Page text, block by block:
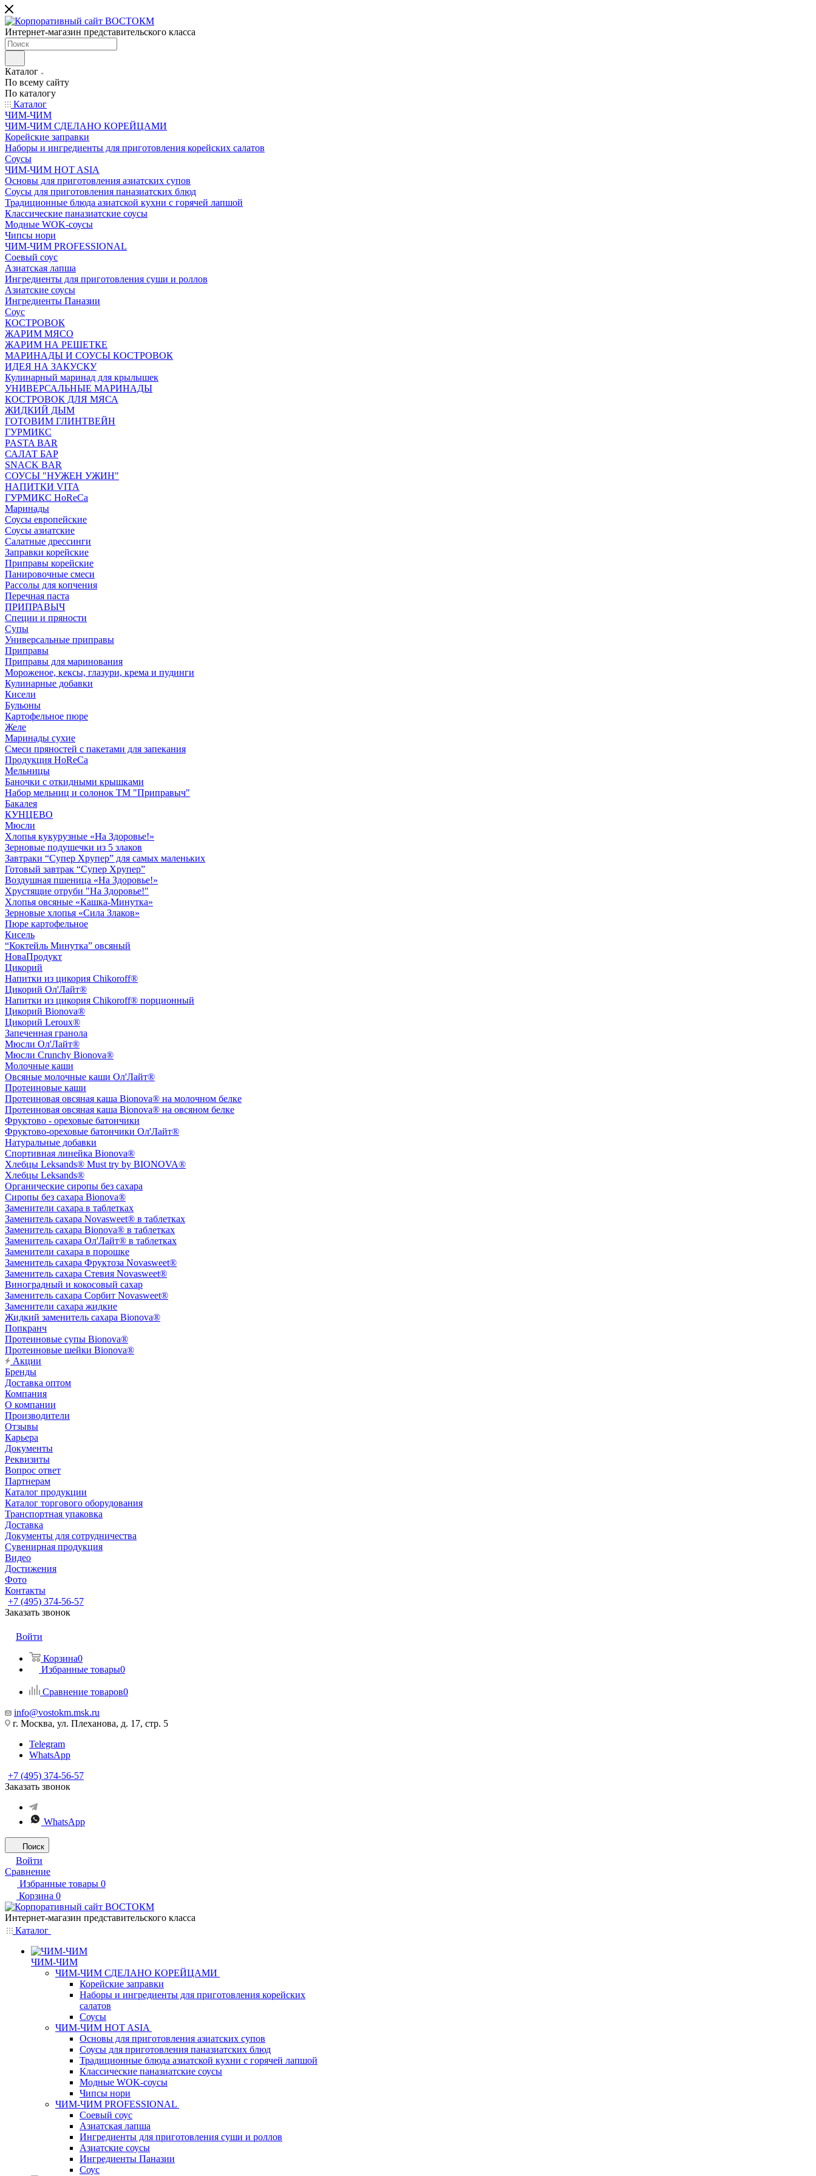
Интернет-магазин представительского класса
Каталог
По всему сайту
По каталогу
Каталог
ЧИМ-ЧИМ
ЧИМ-ЧИМ СДЕЛАНО КОРЕЙЦАМИ
Корейские заправки
Наборы и ингредиенты для приготовления корейских салатов
Соусы
ЧИМ-ЧИМ HOT ASIA
Основы для приготовления азиатских супов
Соусы для приготовления паназиатских блюд
Традиционные блюда азиатской кухни с горячей лапшой
Классические паназиатские соусы
Модные WOK-соусы
Чипсы нори
ЧИМ-ЧИМ PROFESSIONAL
Соевый соус
Азиатская лапша
Ингредиенты для приготовления суши и роллов
Азиатские соусы
Ингредиенты Паназии
Соус
КОСТРОВОК
ЖАРИМ МЯСО
ЖАРИМ НА РЕШЕТКЕ
МАРИНАДЫ И СОУСЫ КОСТРОВОК
ИДЕЯ НА ЗАКУСКУ
Кулинарный маринад для крылышек
УНИВЕРСАЛЬНЫЕ МАРИНАДЫ
КОСТРОВОК ДЛЯ МЯСА
ЖИДКИЙ ДЫМ
ГОТОВИМ ГЛИНТВЕЙН
ГУРМИКС
PASTA BAR
САЛАТ БАР
SNACK BAR
СОУСЫ "НУЖЕН УЖИН"
НАПИТКИ VITA
ГУРМИКС HoReCa
Маринады
Соусы европейские
Соуcы азиатские
Салатные дрессинги
Заправки корейские
Приправы корейские
Панировочные смеси
Рассолы для копчения
Перечная паста
ПРИПРАВЫЧ
Специи и пряности
Супы
Универсальные приправы
Приправы
Приправы для маринования
Мороженое, кексы, глазури, крема и пудинги
Кулинарные добавки
Кисели
Бульоны
Картофельное пюре
Желе
Маринады сухие
Смеси пряностей с пакетами для запекания
Продукция HoReCa
Мельницы
Баночки с откидными крышками
Набор мельниц и солонок ТМ "Приправыч"
Бакалея
КУНЦЕВО
Мюсли
Хлопья кукурузные «На Здоровье!»
Зерновые подушечки из 5 злаков
Завтраки “Супер Хрупер” для самых маленьких
Готовый завтрак “Супер Хрупер”
Воздушная пшеница «На Здоровье!»
Хрустящие отруби "На Здоровье!"
Хлопья овсяные «Кашка-Минутка»
Зерновые хлопья «Сила Злаков»
Пюре картофельное
Кисель
“Коктейль Минутка” овсяный
НоваПродукт
Цикорий
Напитки из цикория Chikoroff®
Цикорий Ол'Лайт®
Напитки из цикория Chikoroff® порционный
Цикорий Bionova®
Цикорий Leroux®
Запеченная гранола
Мюсли Ол'Лайт®
Мюсли Crunchy Bionova®
Молочные каши
Овсяные молочные каши Ол'Лайт®
Протеиновые каши
Протеиновая овсяная каша Bionova® на молочном белке
Протеиновая овсяная каша Bionova® на овсяном белке
Фруктово - ореховые батончики
Фруктово-ореховые батончики Ол'Лайт®
Натуральные добавки
Спортивная линейка Bionova®
Хлебцы Leksands® Must try by BIONOVA®
Хлебцы Leksands®
Органические сиропы без сахара
Сиропы без сахара Bionova®
Заменители сахара в таблетках
Заменитель сахара Novasweet® в таблетках
Заменитель сахара Bionova® в таблетках
Заменитель сахара Ол'Лайт® в таблетках
Заменители сахара в порошке
Заменитель сахара Фруктоза Novasweet®
Заменитель сахара Стевия Novasweet®
Виноградный и кокосовый сахар
Заменитель сахара Сорбит Novasweet®
Заменители сахара жидкие
Жидкий заменитель сахара Bionova®
Попкранч
Протеиновые супы Bionova®
Протеиновые шейки Bionova®
Акции
Бренды
Доставка оптом
Компания
О компании
Производители
Отзывы
Карьера
Документы
Реквизиты
Вопрос ответ
Партнерам
Каталог продукции
Каталог торгового оборудования
Транспортная упаковка
Доставка
Документы для сотрудничества
Сувенирная продукция
Видео
Достижения
Фото
Контакты
+7 (495) 374-56-57
Заказать звонок
Войти
Корзина0
Избранные товары0
Сравнение товаров0
info@vostokm.msk.ru
г. Москва, ул. Плеханова, д. 17, стр. 5
Telegram
WhatsApp
+7 (495) 374-56-57
Заказать звонок
WhatsApp
Поиск
Войти
Сравнение
Избранные товары 0
Корзина 0
Интернет-магазин представительского класса
Каталог
ЧИМ-ЧИМ
ЧИМ-ЧИМ СДЕЛАНО КОРЕЙЦАМИ
Корейские заправки
Наборы и ингредиенты для приготовления корейских
салатов
Соусы
ЧИМ-ЧИМ HOT ASIA
Основы для приготовления азиатских супов
Соусы для приготовления паназиатских блюд
Традиционные блюда азиатской кухни с горячей лапшой
Классические паназиатские соусы
Модные WOK-соусы
Чипсы нори
ЧИМ-ЧИМ PROFESSIONAL
Соевый соус
Азиатская лапша
Ингредиенты для приготовления суши и роллов
Азиатские соусы
Ингредиенты Паназии
Соус